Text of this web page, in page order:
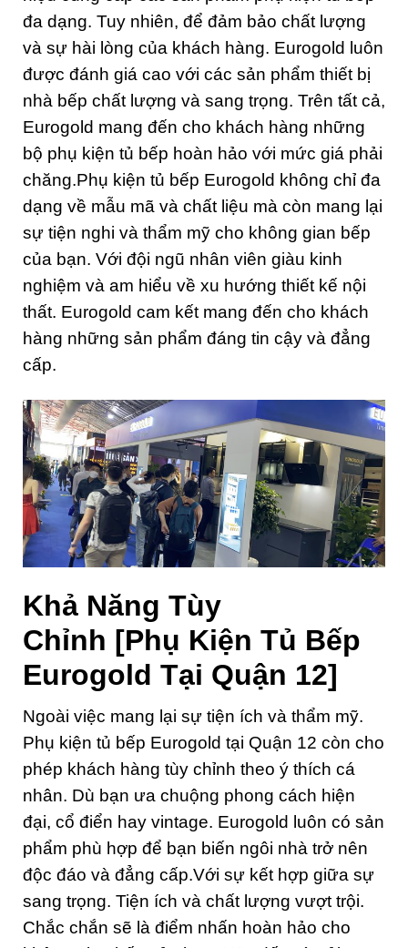
đa dạng. Tuy nhiên, để đảm bảo chất lượng
và sự hài lòng của khách hàng. Eurogold luôn
được đánh giá cao với các sản phẩm thiết bị
nhà bếp chất lượng và sang trọng. Trên tất cả,
Eurogold mang đến cho khách hàng những
bộ phụ kiện tủ bếp hoàn hảo với mức giá phải
chăng.Phụ kiện tủ bếp Eurogold không chỉ đa
dạng về mẫu mã và chất liệu mà còn mang lại
sự tiện nghi và thẩm mỹ cho không gian bếp
của bạn. Với đội ngũ nhân viên giàu kinh
nghiệm và am hiểu về xu hướng thiết kế nội
thất. Eurogold cam kết mang đến cho khách
hàng những sản phẩm đáng tin cậy và đẳng
cấp.
Khả Năng Tùy
Chỉnh [Phụ Kiện Tủ Bếp
Eurogold Tại Quận 12]
Ngoài việc mang lại sự tiện ích và thẩm mỹ.
Phụ kiện tủ bếp Eurogold tại Quận 12 còn cho
phép khách hàng tùy chỉnh theo ý thích cá
nhân. Dù bạn ưa chuộng phong cách hiện
đại, cổ điển hay vintage. Eurogold luôn có sản
phẩm phù hợp để bạn biến ngôi nhà trở nên
độc đáo và đẳng cấp.Với sự kết hợp giữa sự
sang trọng. Tiện ích và chất lượng vượt trội.
Chắc chắn sẽ là điểm nhấn hoàn hảo cho